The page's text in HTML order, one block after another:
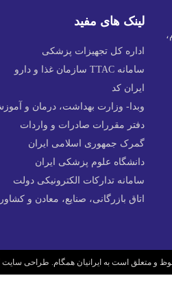
لینک های مفید
اداره کل تجهیزات پزشکی
سامانه TTAC سازمان غذا و دارو
ایران کد
وبدا- وزارت بهداشت، درمان و
دفتر مقررات صادرات و واردات
گمرک جمهوری اسلامی ایران
دانشگاه علوم پزشکی ایران
سامانه تدارکات الکترونیکی دولت
اتاق بازرگانی، صنایع، معادن و